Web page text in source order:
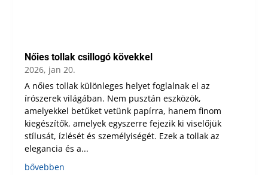
Nőies tollak csillogó kövekkel
2026, jan 20.
A nőies tollak különleges helyet foglalnak el az
írószerek világában. Nem pusztán eszközök,
amelyekkel betűket vetünk papírra, hanem finom
kiegészítők, amelyek egyszerre fejezik ki viselőjük
stílusát, ízlését és személyiségét. Ezek a tollak az
elegancia és a...
bővebben